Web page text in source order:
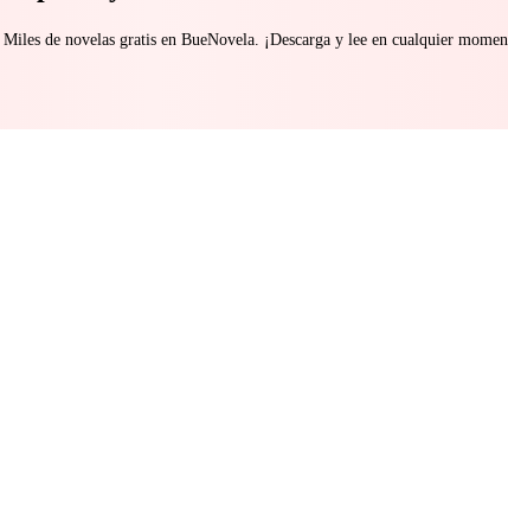
Miles de novelas gratis en BueNovela. ¡Descarga y lee en cualquier